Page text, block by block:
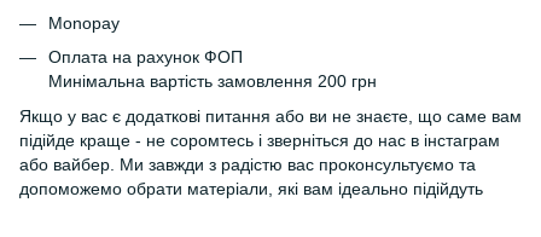
Monopay
Оплата на рахунок ФОП
Минімальна вартість замовлення 200 грн
Якщо у вас є додаткові питання або ви не знаєте, що саме вам
підійде краще - не соромтесь і зверніться до нас в інстаграм
або вайбер. Ми завжди з радістю вас проконсультуємо та
допоможемо обрати матеріали, які вам ідеально підійдуть